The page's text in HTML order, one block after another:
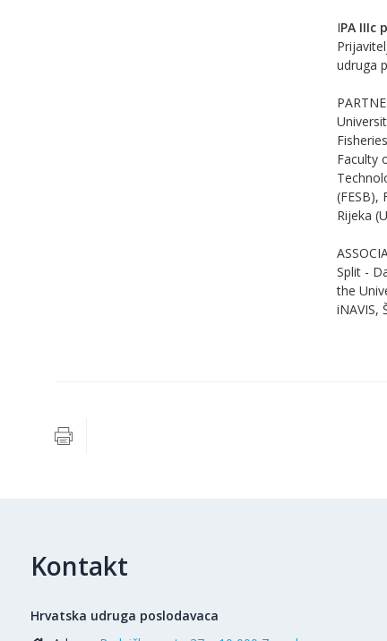
IPA IIIc
udruga
Faculty
(FESB),
Rijeka
Split -
the
iNAVIS,
Kontakt
Hrvatska udruga poslodavaca